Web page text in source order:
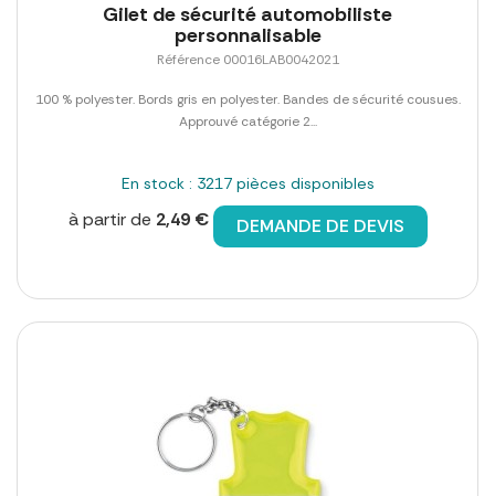
Gilet de sécurité automobiliste
personnalisable
Référence 00016LAB0042021
100 % polyester. Bords gris en polyester. Bandes de sécurité cousues.
Approuvé catégorie 2...
En stock : 3217 pièces disponibles
à partir de 2,49 € DEMANDE DE DEVIS